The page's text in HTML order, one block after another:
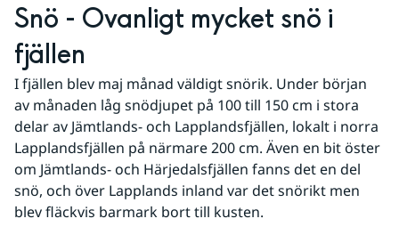
Snö - Ovanligt mycket snö i
fjällen
I fjällen blev maj månad väldigt snörik. Under början
av månaden låg snödjupet på 100 till 150 cm i stora
delar av Jämtlands- och Lapplandsfjällen, lokalt i norra
Lapplandsfjällen på närmare 200 cm. Även en bit öster
om Jämtlands- och Härjedalsfjällen fanns det en del
snö, och över Lapplands inland var det snörikt men
blev fläckvis barmark bort till kusten.